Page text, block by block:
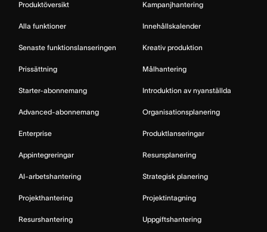
Produktöversikt
Alla funktioner
Senaste funktionslanseringen
Prissättning
Starter-abonnemang
Advanced-abonnemang
Enterprise
Appintegreringar
AI-arbetshantering
Projekthantering
Resurshantering
Kampanjhantering
Innehållskalender
Kreativ produktion
Målhantering
Introduktion av nyanställda
Organisationsplanering
Produktlanseringar
Resursplanering
Strategisk planering
Projektintagning
Uppgiftshantering